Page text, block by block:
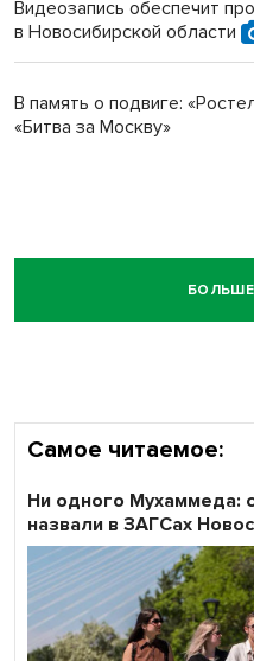
Видеозапись обеспечит
в Новосибирской области
В память о подвиге:
«Битва за Москву»
Самое читаемое:
Ни одного Мухаммеда:
назвали в ЗАГСах